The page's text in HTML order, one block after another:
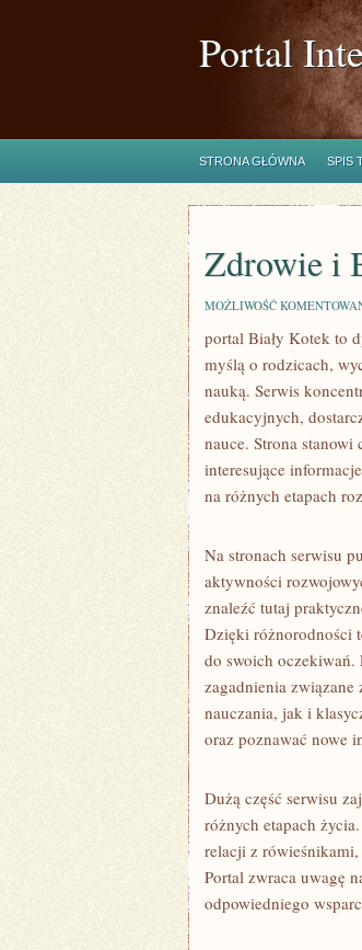
Portal
STRONA GŁÓWNA SPIS
Zdrowie i
MOŻLIWOŚĆ
portal Biały Kotek to
myślą o rodzicach,
nauką. Serwis
edukacyjnych,
nauce. Strona
interesujące
na różnych etapach
Na stronach serwisu
aktywności
znaleźć tutaj
Dzięki różnorodności
do swoich oczekiwań.
zagadnienia związane
nauczania, jak i
oraz poznawać nowe
Dużą część serwisu
różnych etapach
relacji z rówieśnikami,
Portal zwraca uwagę
odpowiedniego